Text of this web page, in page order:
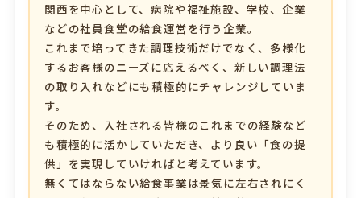
関西を中心として、病院や福祉施設、学校、企業
などの社員食堂の給食運営を行う企業。
これまで培ってきた調理技術だけでなく、多様化
するお客様のニーズに応えるべく、新しい調理法
の取り入れなどにも積極的にチャレンジしていま
す。
そのため、入社される皆様のこれまでの経験など
も積極的に活かしていただき、より良い「食の提
供」を実現していければと考えています。
無くてはならない給食事業は景気に左右されにく